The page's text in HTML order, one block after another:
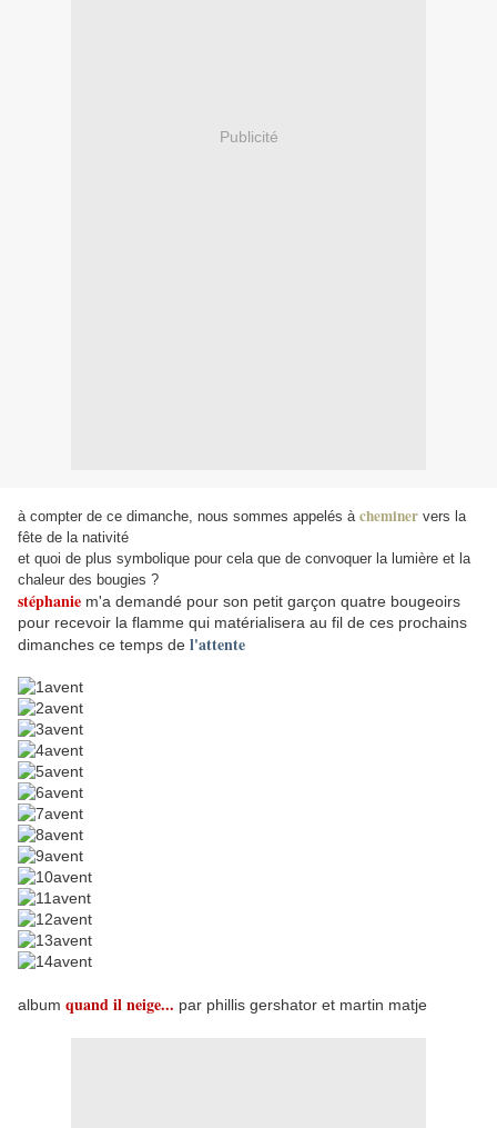
Publicité
à compter de ce dimanche, nous sommes appelés àcheminer vers la
fête de la nativité
et quoi de plus symbolique pour cela que de convoquer la lumière et la
chaleur des bougies ?
stéphanie m'a demandé pour son petit garçon quatre bougeoirs
pour recevoir la flamme qui matérialisera au fil de ces prochains
dimanches ce temps de l'attente
album quand il neige... par phillis gershator et martin matje